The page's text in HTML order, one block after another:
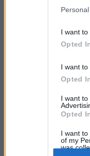
I want to
Opted
I want to
Opted
I want
Opted
I want
of my
was